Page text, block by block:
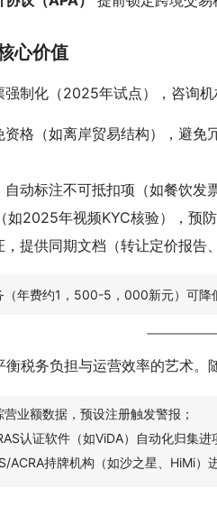
心价值
制化（2025年试点），咨询机
资格（如离岸贸易结构），避免
动标注不可抵扣项（如餐饮发
如2025年视频KYC核验），预防
，提供同期文档（转让定价报告
（年费约1，500-5，000新元）可降
衡税务负担与运营效率的艺术
业额数据，预设注册触发警报；
认证软件（如ViDA）自动化归集进
ACRA持牌机构（如沙之星、HiMi）